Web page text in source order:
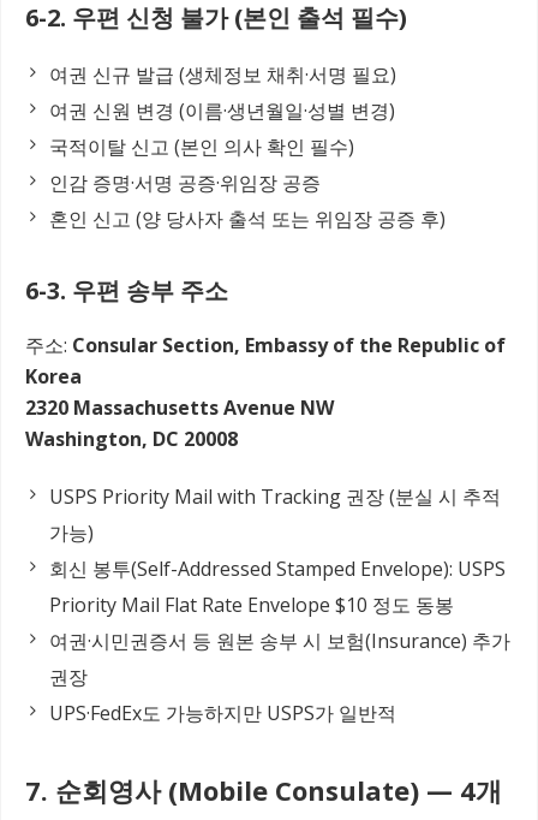
6-2. 우편 신청 불가 (본인 출석 필수)
여권 신규 발급 (생체정보 채취·서명 필요)
여권 신원 변경 (이름·생년월일·성별 변경)
국적이탈 신고 (본인 의사 확인 필수)
인감 증명·서명 공증·위임장 공증
혼인 신고 (양 당사자 출석 또는 위임장 공증 후)
6-3. 우편 송부 주소
주소: Consular Section, Embassy of the Republic of
Korea
2320 Massachusetts Avenue NW
Washington, DC 20008
USPS Priority Mail with Tracking 권장 (분실 시 추적
가능)
회신 봉투(Self-Addressed Stamped Envelope): USPS
Priority Mail Flat Rate Envelope $10 정도 동봉
여권·시민권증서 등 원본 송부 시 보험(Insurance) 추가
권장
UPS·FedEx도 가능하지만 USPS가 일반적
7. 순회영사 (Mobile Consulate) — 4개